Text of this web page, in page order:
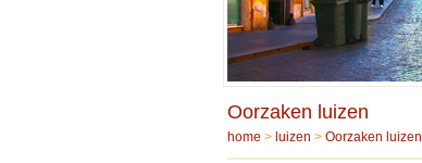
Oorzaken luizen
home > luizen > Oorzaken luizen